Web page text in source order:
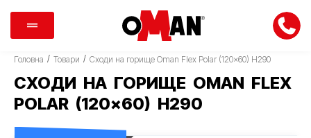
Головна / Товари / Сходи на горище Oman Flex Polar (120×60) H290
СХОДИ НА ГОРИЩЕ OMAN FLEX
POLAR (120×60) H290
ДОСТАВКА 0 ГРН